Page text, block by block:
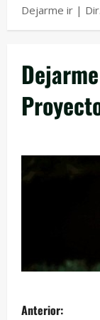
Dejarme ir |
Anterior: